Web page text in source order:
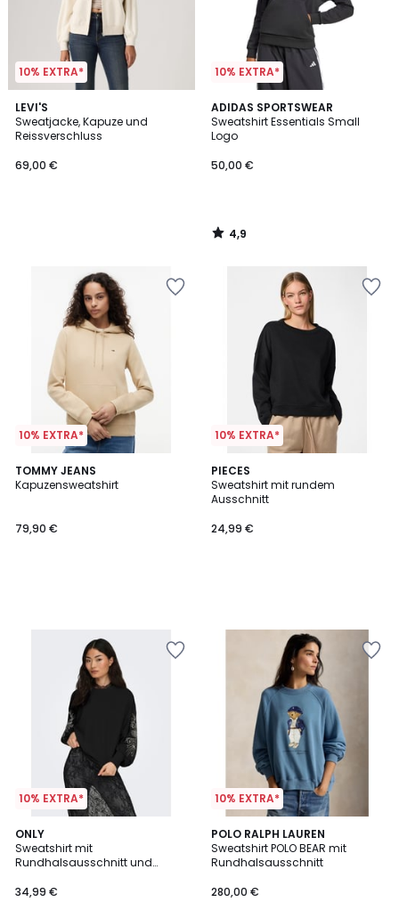
10% EXTRA*
LEVI'S
Sweatjacke, Kapuze und
Reissverschluss
69,00 €
10% EXTRA*
ADIDAS SPORTSWEAR
Sweatshirt Essentials Small
Logo
50,00 €
4,9
/ 5
4,9
/
10% EXTRA*
TOMMY JEANS
Kapuzensweatshirt
79,90 €
10% EXTRA*
PIECES
Sweatshirt mit rundem
Ausschnitt
24,99 €
10% EXTRA*
ONLY
Sweatshirt mit
Rundhalsausschnitt und
34,99 €
10% EXTRA*
POLO RALPH LAUREN
Sweatshirt POLO BEAR mit
Rundhalsausschnitt
280,00 €
5
/
5